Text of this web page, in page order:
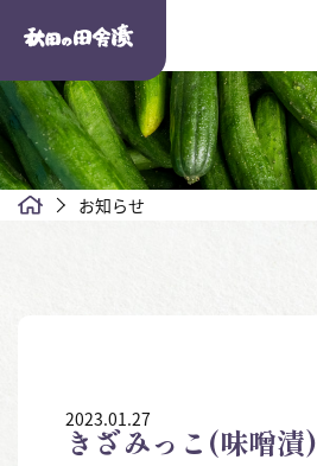
お知らせ
2023.01.27
きざみっこ(味噌漬)